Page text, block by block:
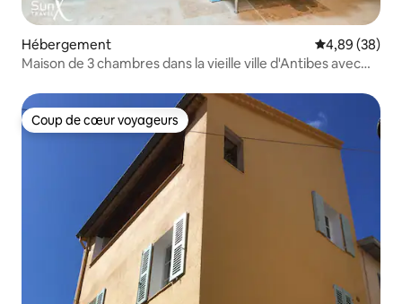
Hébergement Évaluation
4,89 (38)
Maison de 3 chambres dans la vieille ville d'Antibes avec
Coup de cœur voyageurs
Coup de cœur voyageurs